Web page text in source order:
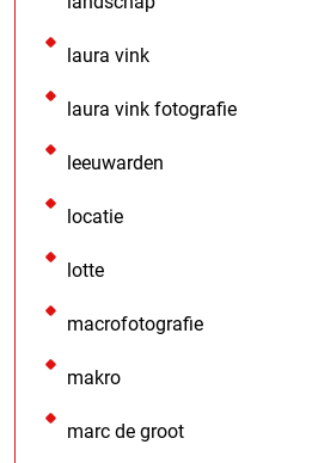
laura vink
laura vink fotografie
leeuwarden
locatie
lotte
macrofotografie
makro
marc de groot